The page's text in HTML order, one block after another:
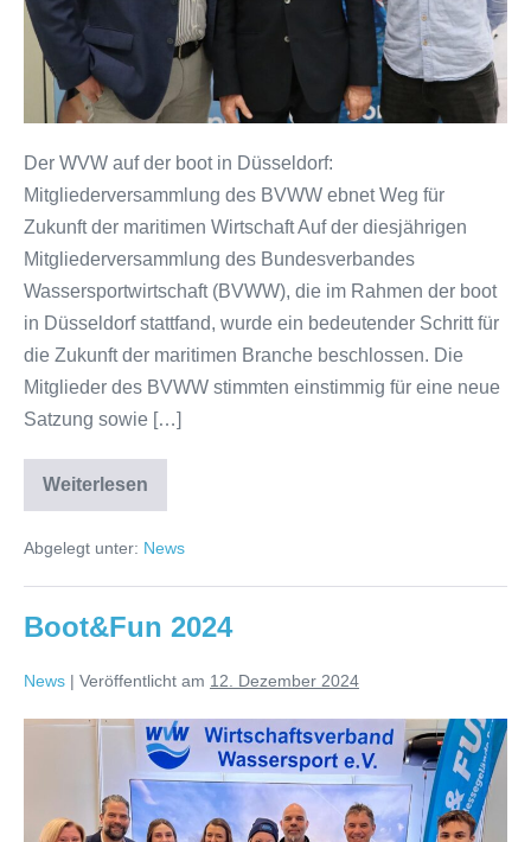
Der WVW auf der boot in Düsseldorf:
Mitgliederversammlung des BVWW ebnet Weg für
Zukunft der maritimen Wirtschaft Auf der diesjährigen
Mitgliederversammlung des Bundesverbandes
Wassersportwirtschaft (BVWW), die im Rahmen der boot
in Düsseldorf stattfand, wurde ein bedeutender Schritt für
die Zukunft der maritimen Branche beschlossen. Die
Mitglieder des BVWW stimmten einstimmig für eine neue
Satzung sowie […]
Weiterlesen
Der
WVW
der
in
Abgelegt unter: News
Boot&Fun 2024
News | Veröffentlicht am 12. Dezember 2024
Boot&Fun